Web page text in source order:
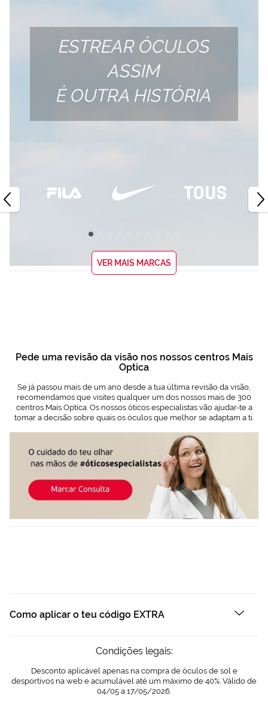
ESTREAR ÓCULOS
ASSIM
É OUTRA HISTÓRIA
VER MAIS MARCAS
Pede uma revisão da visão nos nossos centros Mais
Optica
Se já passou mais de um ano desde a tua última revisão da visão,
recomendamos que visites qualquer um dos nossos mais de 300
centros Mais Optica. Os nossos óticos especialistas vão ajudar-te a
tomar a decisão sobre quais os óculos que melhor se adaptam a ti.
Como aplicar o teu código EXTRA
simples. Basta adicionares os teus produtos favoritos e, antes de
PROMOCIONAIS dentro do resumo do pedido, sem espaços. Verás o
desconto aplicado no instante, sem passos adicionais.
Condições legais:
Desconto aplicável apenas na compra de óculos de sol e
desportivos na web e acumulável até um máximo de 40%. Válido de
04/05 a 17/05/2026.